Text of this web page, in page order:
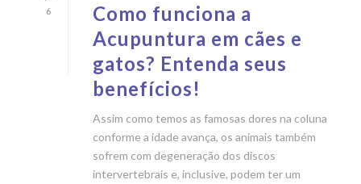
6
Como funciona a
Acupuntura em cães e
gatos? Entenda seus
benefícios!
Assim como temos as famosas dores na coluna
conforme a idade avança, os animais também
sofrem com degeneração dos discos
intervertebrais e, inclusive, podem ter um